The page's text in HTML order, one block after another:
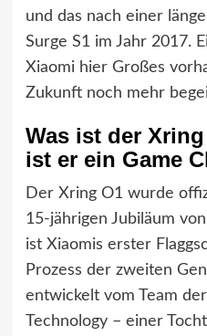
und das nach einer
Surge S1 im Jahr 2017.
Xiaomi hier Großes
Zukunft noch mehr
Was ist der
ist er ein Game
Der Xring O1 wurde
15-jährigen Jubiläum
ist Xiaomis erster
Prozess der zweiten
entwickelt vom Team
Technology – einer